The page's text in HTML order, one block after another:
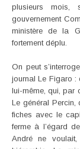
plusieurs mois,
gouvernement
ministère de la
fortement déplu.
On peut
journal Le Figaro :
lui-même, qui, par
Le général Percin,
fiches avec le
ferme à l’égard
André ne